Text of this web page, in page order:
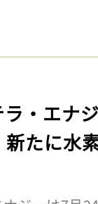
ラ・エナ
たに水